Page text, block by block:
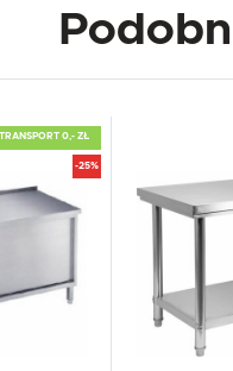
TRANSPORT 0,- ZŁ
-25%